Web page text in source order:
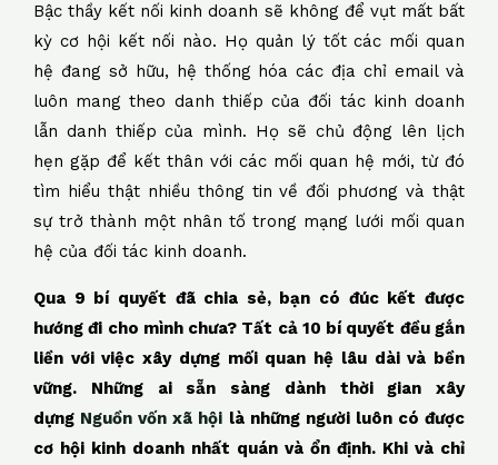
Bậc thầy kết nối kinh doanh sẽ không để vụt mất bất
kỳ cơ hội kết nối nào. Họ quản lý tốt các mối quan
hệ đang sở hữu, hệ thống hóa các địa chỉ email và
luôn mang theo danh thiếp của đối tác kinh doanh
lẫn danh thiếp của mình. Họ sẽ chủ động lên lịch
hẹn gặp để kết thân với các mối quan hệ mới, từ đó
tìm hiểu thật nhiều thông tin về đối phương và thật
sự trở thành một nhân tố trong mạng lưới mối quan
hệ của đối tác kinh doanh.
Qua 9 bí quyết đã chia sẻ, bạn có đúc kết được
hướng đi cho mình chưa? Tất cả 10 bí quyết đều gắn
liền với việc xây dựng mối quan hệ lâu dài và bền
vững. Những ai sẵn sàng dành thời gian xây
dựng Nguồn vốn xã hội là những người luôn có được
cơ hội kinh doanh nhất quán và ổn định. Khi và chỉ